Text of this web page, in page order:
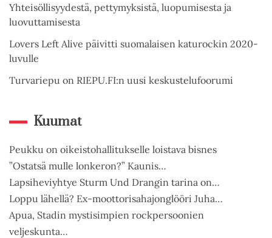
Yhteisöllisyydestä, pettymyksistä, luopumisesta ja
luovuttamisesta
Lovers Left Alive päivitti suomalaisen katurockin 2020-
luvulle
Turvariepu on RIEPU.FI:n uusi keskustelufoorumi
Kuumat
Peukku on oikeistohallitukselle loistava bisnes
”Ostatsä mulle lonkeron?” Kaunis…
Lapsiheviyhtye Sturm Und Drangin tarina on…
Loppu lähellä? Ex-moottorisahajonglööri Juha…
Apua, Stadin mystisimpien rockpersoonien
veljeskunta…